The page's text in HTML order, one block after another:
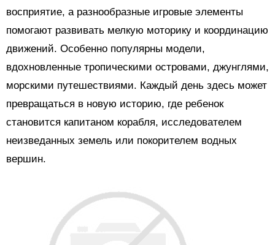
восприятие, а разнообразные игровые элементы
помогают развивать мелкую моторику и координацию
движений. Особенно популярны модели,
вдохновленные тропическими островами, джунглями,
морскими путешествиями. Каждый день здесь может
превращаться в новую историю, где ребенок
становится капитаном корабля, исследователем
неизведанных земель или покорителем водных
вершин.